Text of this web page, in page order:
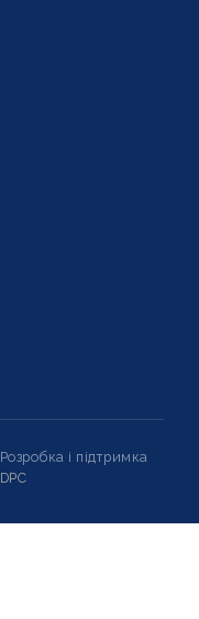
Розробка і підтримка
DPC